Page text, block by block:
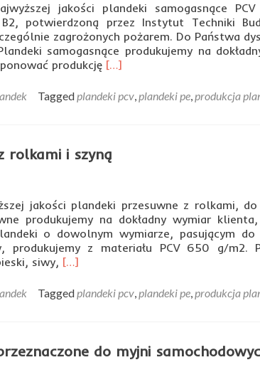
jakości plandeki samogasnące
potwierdzoną przez Instytut Techniki
zagrożonych pożarem. Do Państwa
samogasnące produkujemy na
produkcję Read
about
Plandeki
[…]
Taggedplandeki pcv,plandeki pe,produkcja
rolkami i szyną
jakości plandeki przesuwne z rolkami,
produkujemy na dokładny wymiar
o dowolnym wymiarze, pasującym do
produkujemy z materiału PCV 650 g/m2.
siwy, Read
about
Plandeki
rolkami
i
[…]
Taggedplandeki pcv,plandeki pe,produkcja
do myjni